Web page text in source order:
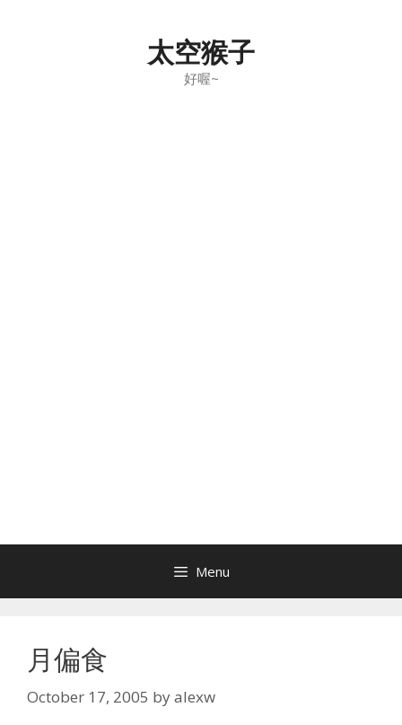
太空猴子
好喔~
Menu
月偏食
October 17, 2005 byalexw